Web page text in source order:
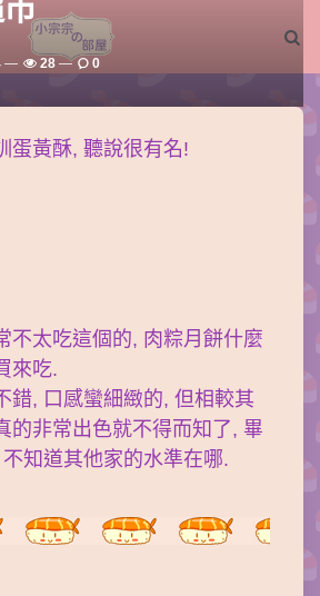
28 0
蛋黃酥, 聽說很有名!
不太吃這個的, 肉粽月餅什麼
來吃.
錯, 口感蠻細緻的, 但相較其
的非常出色就不得而知了, 畢
知道其他家的水準在哪.